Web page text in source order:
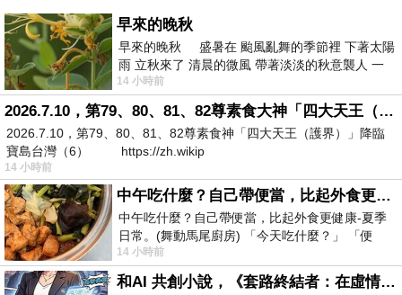
早來的晚秋
早來的晚秋 盛暑在 颱風亂舞的季節裡 下著太陽
雨 立秋來了 清晨的微風 帶著淡淡的秋意襲人 一
下子 又被赤
14 小時前
2026.7.10，第79、80、81、82尊素食大神「四大天王（護界）」降臨寶島台灣（6）
2026.7.10，第79、80、81、82尊素食神「四大天王（護界）」降臨
寶島台灣（6） https://zh.wikip
14 小時前
中午吃什麼？自己帶便當，比起外食更健康-夏季日常。(舞動馬尾廚房)
中午吃什麼？自己帶便當，比起外食更健康-夏季
日常。(舞動馬尾廚房) 「今天吃什麼？」 「便
當？麵？還是炒飯？」 每天都在選擇
14 小時前
和AI 共創小說，《套路終結者：在虛情假意的劇本裡活出人格》